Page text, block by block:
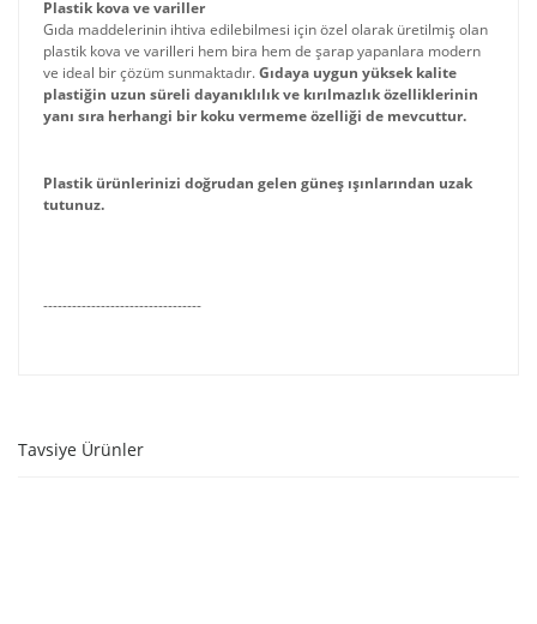
Plastik kova ve variller
Gıda maddelerinin ihtiva edilebilmesi için özel olarak üretilmiş olan
plastik kova ve varilleri hem bira hem de şarap yapanlara modern
ve ideal bir çözüm sunmaktadır.Gıdaya uygun yüksek kalite
plastiğin uzun süreli dayanıklılık ve kırılmazlık özelliklerinin
yanı sıra herhangi bir koku vermeme özelliği de mevcuttur.
Plastik ürünlerinizi doğrudan gelen güneş ışınlarından uzak
tutunuz.
---------------------------------
Tavsiye Ürünler